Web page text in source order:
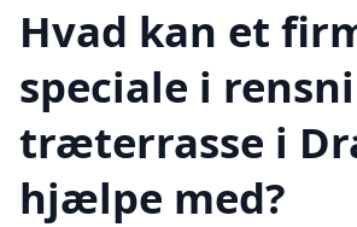
Hvad kan et
speciale i
træterrasse i
hjælpe med?